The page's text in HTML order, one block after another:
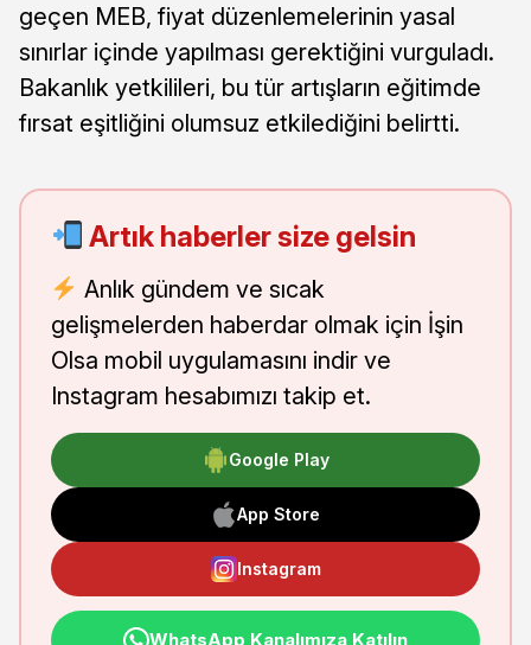
geçen MEB, fiyat düzenlemelerinin yasal
sınırlar içinde yapılması gerektiğini vurguladı.
Bakanlık yetkilileri, bu tür artışların eğitimde
fırsat eşitliğini olumsuz etkilediğini belirtti.
Artık haberler size gelsin
Anlık gündem ve sıcak
gelişmelerden haberdar olmak için İşin
Olsa mobil uygulamasını indir ve
Instagram hesabımızı takip et.
Google Play
App Store
Instagram
WhatsApp Kanalımıza Katılın